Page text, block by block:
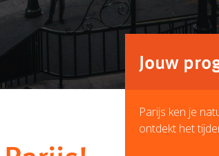
Jouw
Parijs ken je
ontdekt het